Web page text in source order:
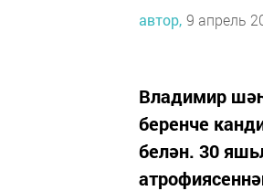
автор, 9 апрель
Владимир
беренче
белән. 30